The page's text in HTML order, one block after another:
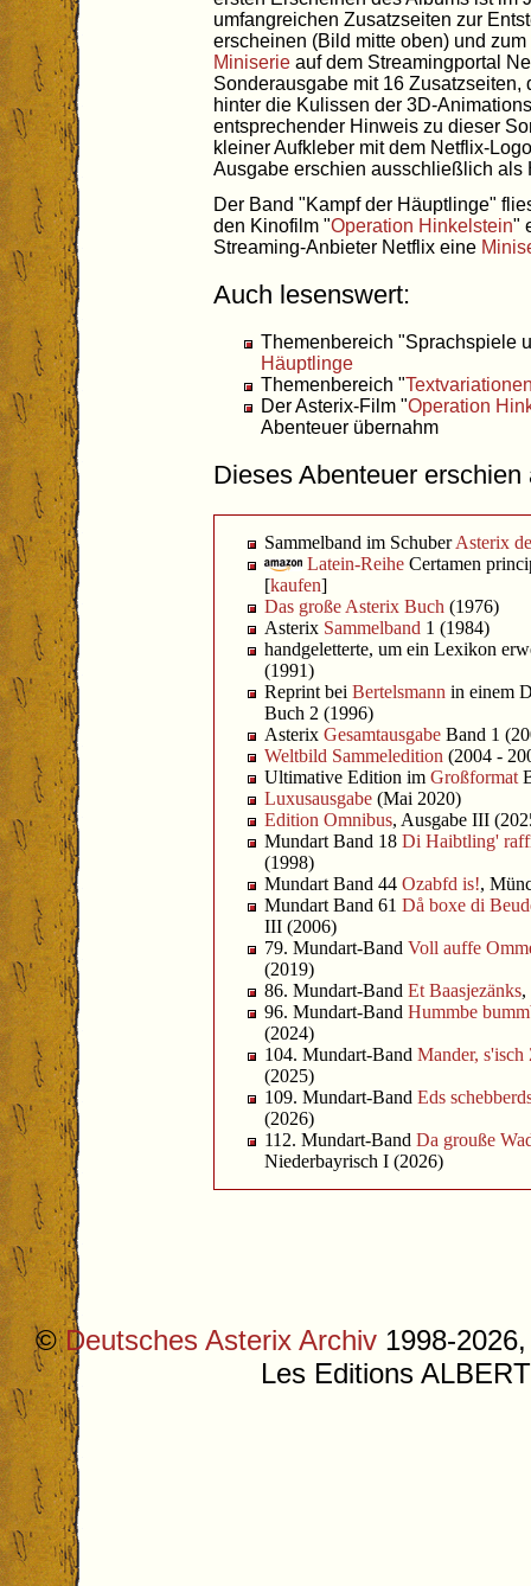
umfangreichen Zusatzseiten zur
erscheinen (Bild mitte oben) und
Miniserie auf dem Streamingportal
Sonderausgabe mit 16
hinter die Kulissen der 3D-
entsprechender Hinweis zu dieser
kleiner Aufkleber mit dem Netflix-
Ausgabe erschien ausschließlich als
Der Band "Kampf der Häuptlinge"
den Kinofilm "Operation Hinkelstein"
Streaming-Anbieter Netflix eine
Auch lesenswert:
Themenbereich "Sprachspiele
Häuptlinge
Themenbereich "
Der Asterix-Film "Operation
Abenteuer übernahm
Dieses Abenteuer erschien
Sammelband im SchuberAsterix
Latein-Reihe Certamen
[kaufen]
Das große Asterix Buch (1976)
Asterix Sammelband 1 (1984)
handgeletterte, um ein Lexikon
(1991)
Reprint bei Bertelsmann in einem
Buch 2 (1996)
Asterix Gesamtausgabe Band 1
Weltbild Sammeledition (2004 -
Ultimative Edition im Großformat
Luxusausgabe (Mai 2020)
Edition Omnibus, Ausgabe III
Mundart Band 18 Di Haibtling'
(1998)
Mundart Band 44 Ozabfd is!,
Mundart Band 61 Då boxe di
III (2006)
79. Mundart-Band Voll auffe
(2019)
86. Mundart-Band Et Baasjezänks,
96. Mundart-Band Hummbe
(2024)
104. Mundart-Band Mander, s'isch
(2025)
109. Mundart-Band Eds
(2026)
112. Mundart-Band Da grouße
Niederbayrisch I (2026)
©Deutsches Asterix Archiv 1998-
Les Editions